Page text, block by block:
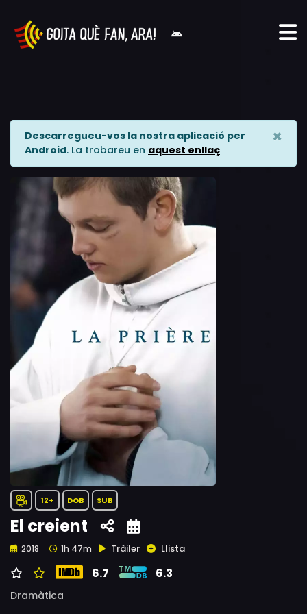
Descarregueu-vos la nostra aplicació per
Android. La trobareu en aquest enllaç
×
12+ DOB SUB
El creient
2018 1h 47m Tràiler Llista
6.7 6.3
Dramàtica